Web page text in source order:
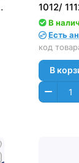
1012/
MFC-
В
Есть
код
В